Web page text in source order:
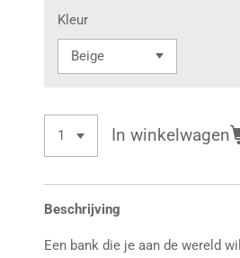
Kleur
In winkelwagen
Beschrijving
Een bank die je aan de wereld